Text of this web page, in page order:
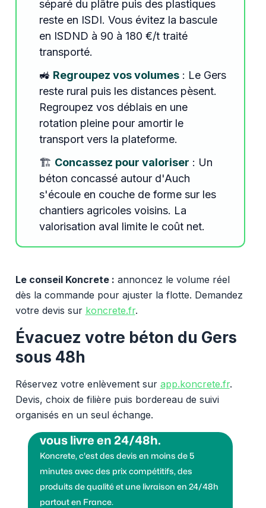
séparé du plâtre puis des plastiques
reste en ISDI. Vous évitez la bascule
en ISDND à 90 à 180 €/t traité
transporté.
🚜 Regroupez vos volumes: Le Gers
reste rural puis les distances pèsent.
Regroupez vos déblais en une
rotation pleine pour amortir le
transport vers la plateforme.
🏗️ Concassez pour valoriser : Un
béton concassé autour d'Auch
s'écoule en couche de forme sur les
chantiers agricoles voisins. La
valorisation aval limite le coût net.
Le conseil Koncrete : annoncez le volume réel
dès la commande pour ajuster la flotte. Demandez
votre devis sur koncrete.fr.
Évacuez votre béton du Gers
sous 48h
Réservez votre enlèvement sur app.koncrete.fr.
Devis, choix de filière puis bordereau de suivi
organisés en un seul échange.
vous livre en 24/48h.
Koncrete, c'est des devis en moins de 5
minutes avec des prix compétitifs, des
produits de qualité et une livraison en 24/48h
partout en France.